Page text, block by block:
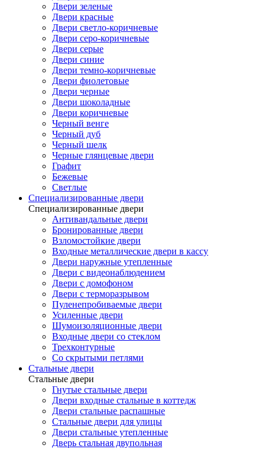
Двери зеленые
Двери красные
Двери светло-коричневые
Двери серо-коричневые
Двери серые
Двери синие
Двери темно-коричневые
Двери фиолетовые
Двери черные
Двери шоколадные
Двери коричневые
Черный венге
Черный дуб
Черный шелк
Черные глянцевые двери
Графит
Бежевые
Светлые
Специализированные двери
Специализированные двери
Антивандальные двери
Бронированные двери
Взломостойкие двери
Входные металлические двери в кассу
Двери наружные утепленные
Двери с видеонаблюдением
Двери с домофоном
Двери с терморазрывом
Пуленепробиваемые двери
Усиленные двери
Шумоизоляционные двери
Входные двери со стеклом
Трехконтурные
Со скрытыми петлями
Стальные двери
Стальные двери
Гнутые стальные двери
Двери входные стальные в коттедж
Двери стальные распашные
Стальные двери для улицы
Двери стальные утепленные
Дверь стальная двупольная